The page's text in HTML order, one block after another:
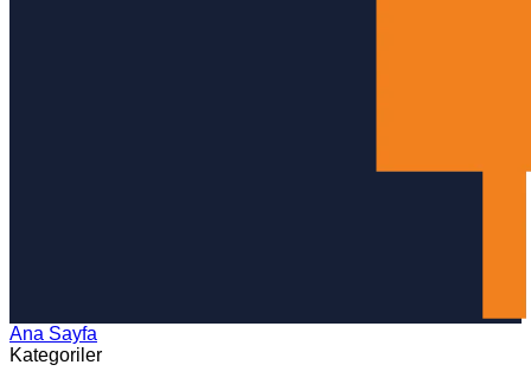
Ana Sayfa
Kategoriler